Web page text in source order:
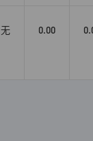
无 0.00